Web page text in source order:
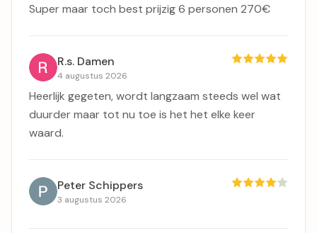
Super maar toch best prijzig 6 personen 270€
R.s. Damen
4 augustus 2026
Heerlijk gegeten, wordt langzaam steeds wel wat
duurder maar tot nu toe is het het elke keer
waard.
Peter Schippers
3 augustus 2026